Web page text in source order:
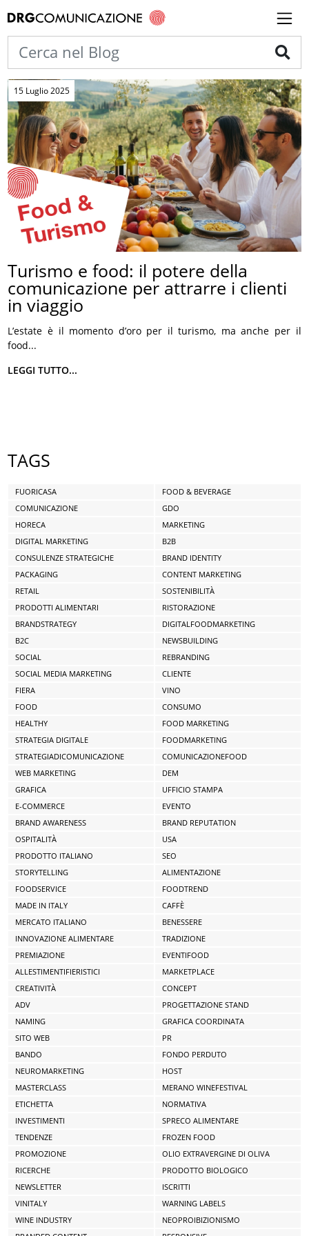
Turismo e food: il potere della
comunicazione per attrarre i clienti
in viaggio
15 Luglio 2025
L’estate è il momento d’oro per il turismo, ma anche per il
food...
LEGGI TUTTO...
TAGS
FUORICASA
FOOD & BEVERAGE
COMUNICAZIONE
GDO
HORECA
MARKETING
DIGITAL MARKETING
B2B
CONSULENZE STRATEGICHE
BRAND IDENTITY
PACKAGING
CONTENT MARKETING
RETAIL
SOSTENIBILITÀ
PRODOTTI ALIMENTARI
RISTORAZIONE
BRANDSTRATEGY
DIGITALFOODMARKETING
B2C
NEWSBUILDING
SOCIAL
REBRANDING
SOCIAL MEDIA MARKETING
CLIENTE
FIERA
VINO
FOOD
CONSUMO
HEALTHY
FOOD MARKETING
STRATEGIA DIGITALE
FOODMARKETING
STRATEGIADICOMUNICAZIONE
COMUNICAZIONEFOOD
WEB MARKETING
DEM
GRAFICA
UFFICIO STAMPA
E-COMMERCE
EVENTO
BRAND AWARENESS
BRAND REPUTATION
OSPITALITÀ
USA
PRODOTTO ITALIANO
SEO
STORYTELLING
ALIMENTAZIONE
FOODSERVICE
FOODTREND
MADE IN ITALY
CAFFÈ
MERCATO ITALIANO
BENESSERE
INNOVAZIONE ALIMENTARE
TRADIZIONE
PREMIAZIONE
EVENTIFOOD
ALLESTIMENTIFIERISTICI
MARKETPLACE
CREATIVITÀ
CONCEPT
ADV
PROGETTAZIONE STAND
NAMING
GRAFICA COORDINATA
SITO WEB
PR
BANDO
FONDO PERDUTO
NEUROMARKETING
HOST
MASTERCLASS
MERANO WINEFESTIVAL
ETICHETTA
NORMATIVA
INVESTIMENTI
SPRECO ALIMENTARE
TENDENZE
FROZEN FOOD
PROMOZIONE
OLIO EXTRAVERGINE DI OLIVA
RICERCHE
PRODOTTO BIOLOGICO
NEWSLETTER
ISCRITTI
VINITALY
WARNING LABELS
WINE INDUSTRY
NEOPROIBIZIONISMO